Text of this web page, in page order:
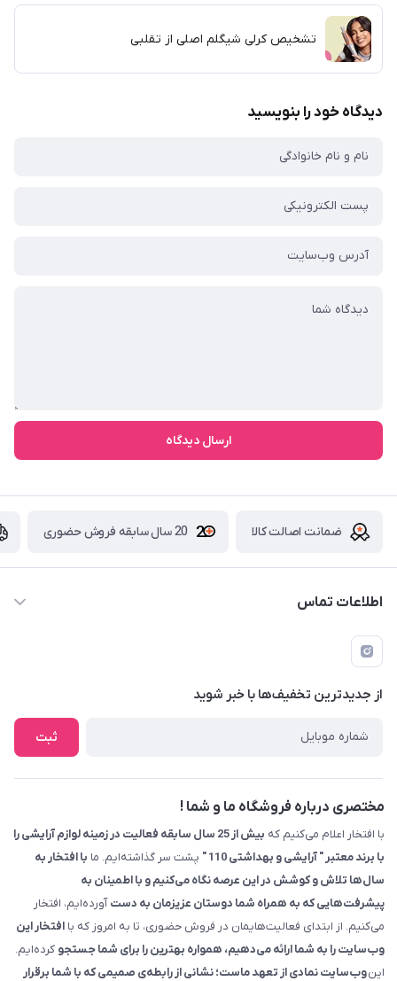
تشخیص کرلی شیگلم اصلی از تقلبی
دیدگاه خود را بنویسید
ارسال دیدگاه
ضمانت اصالت کالا 20 سال سابقه فروش حضوری
اطلاعات تماس
09229839700 - 08338354666
info@cosmetics110.com
کرمانشاه ، بلوار نوبهار ، بین کوی ۱۱۰ و ۱۱۲ ، آرایشی و بهداشتی ۱۱۰
از جدید‌ترین تخفیف‌ها با‌ خبر شوید
ثبت
مختصری درباره فروشگاه ما و شما !
با افتخار اعلام می‌کنیم که
بیش از 25 سال سابقه فعالیت در زمینه لوازم آرایشی را
با برند معتبر " آرایشی و بهداشتی 110 "
پشت سر گذاشته‌ایم. ما با افتخار به
سال‌ها تلاش و کوشش در این عرصه نگاه می‌کنیم و با اطمینان به
پیشرفت‌هایی که به همراه شما دوستان عزیزمان به دستآورده‌ایم، افتخار
می‌کنیم. از ابتدای فعالیت‌هایمان در فروش حضوری، تا به امروز که با افتخار این
وب‌سایت را به شما ارائه می‌دهیم، همواره بهترین را برای شما جستجو کرده‌ایم.
اینوب‌سایت نمادی از تعهد ماست؛ نشانی از رابطه‌ی صمیمی که با شما برقرار